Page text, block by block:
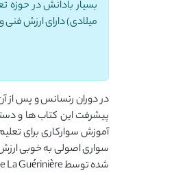
میلادی) دارای ارزش فنی
در دوران رنسانس و پس از
پیشرفت این کتاب ها و
آموزش سوارکاری برای
شده توسط François Robichon de La Guérinière).